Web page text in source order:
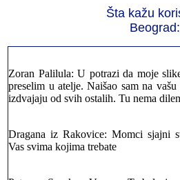
Šta kažu
Beograd:
Milica iz Novog Beograda:
sam preselila sve stvari u moj novi
preselim u atelje. Naišao sam na vašu
izdvajaju od svih ostalih. Tu nema
Vas svima kojima trebate
prebacim stvari u drugi. Pozvao sam